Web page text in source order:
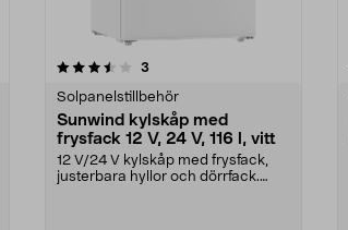
3
Solpanelstillbehör
Sunwind kylskåp med
frysfack 12 V, 24 V, 116 l, vitt
12 V/24 V kylskåp med frysfack,
justerbara hyllor och dörrfack.
4.5 av 5 stjärnor